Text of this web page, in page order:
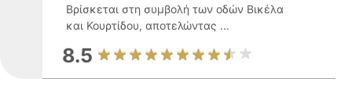
Βρίσκεται στη συμβολή των οδών Βικέλα
και Κουρτίδου, αποτελώντας ...
8.5